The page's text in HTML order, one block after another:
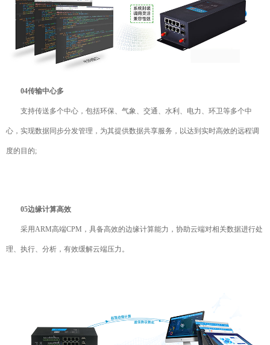
04传输中心多
支持传送多个中心，包括环保、气象、交通、水利、电力、环卫等多个中
心，实现数据同步分发管理，为其提供数据共享服务，以达到实时高效的远程调
度的目的;
05边缘计算高效
采用ARM高端CPM，具备高效的边缘计算能力，协助云端对相关数据进行处
理、执行、分析，有效缓解云端压力。